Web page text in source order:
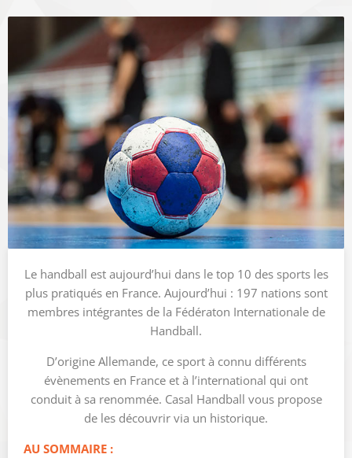
Le handball est aujourd’hui dans le top 10 des sports les
plus pratiqués en France. Aujourd’hui : 197 nations sont
membres intégrantes de la Fédératon Internationale de
Handball.
D’origine Allemande, ce sport à connu différents
évènements en France et à l’international qui ont
conduit à sa renommée. Casal Handball vous propose
de les découvrir via un historique.
AU SOMMAIRE :